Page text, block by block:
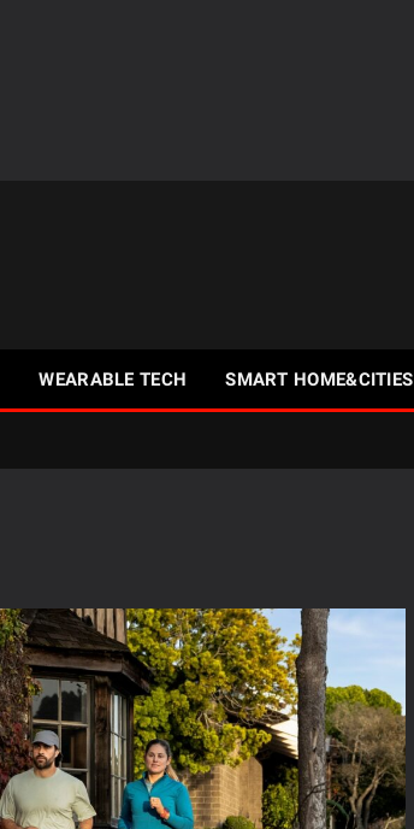
WEARABLE TECH SMART HOME&CITIES